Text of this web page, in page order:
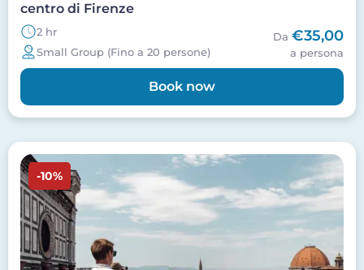
centro di Firenze
2 hr
Small Group (Fino a 20 persone)
Da €35,00
a persona
Book now
Image
-10%